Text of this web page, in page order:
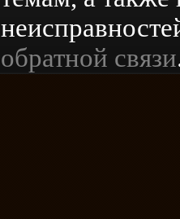
обратной связи